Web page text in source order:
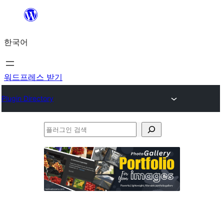
츠
로
바
가
한국어
워드프레스 받기
Plugin Directory
플
그
인
검